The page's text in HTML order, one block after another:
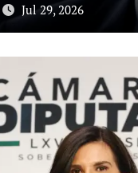
Jul 29, 2026